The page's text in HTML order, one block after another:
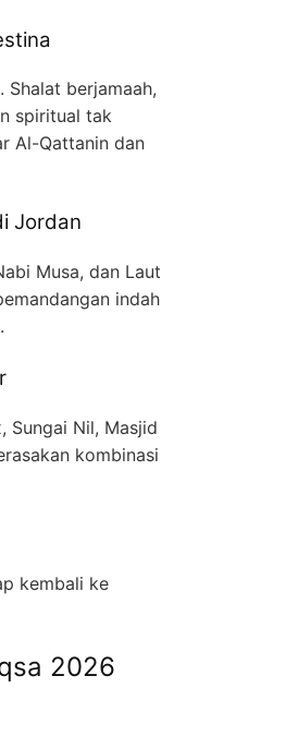
Shalat berjamaah,
spiritual tak
Al-Qattanin dan
Jordan
Musa, dan Laut
indah
Sungai Nil, Masjid
kombinasi
kembali ke
2026